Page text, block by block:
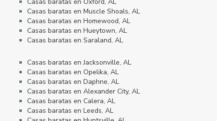
Casas baratas en Oxford, AL
Casas baratas en Muscle Shoals, AL
Casas baratas en Homewood, AL
Casas baratas en Hueytown, AL
Casas baratas en Saraland, AL
Casas baratas en Jacksonville, AL
Casas baratas en Opelika, AL
Casas baratas en Daphne, AL
Casas baratas en Alexander City, AL
Casas baratas en Calera, AL
Casas baratas en Leeds, AL